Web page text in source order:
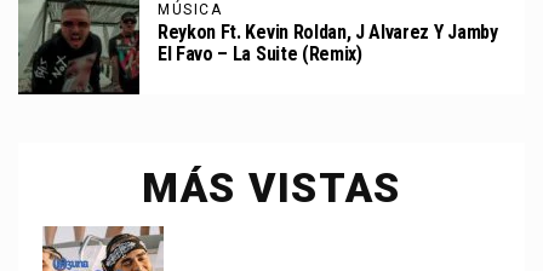
MÚSICA
Reykon Ft. Kevin Roldan, J Alvarez Y Jamby
El Favo – La Suite (Remix)
MÁS VISTAS